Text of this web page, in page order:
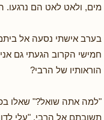
מים, ולאט לאט הם נרגעו.
בערב אישתי נסעה אל
חמישי הקרוב הגעתי גם
הוראותיו של הרבי?
"למה אתה שואל?" שאלו
תשובתם אל הרבי. "עלי